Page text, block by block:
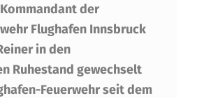
der
Flughafen Innsbruck
in den
Ruhestand gewechselt
Feuerwehr seit dem